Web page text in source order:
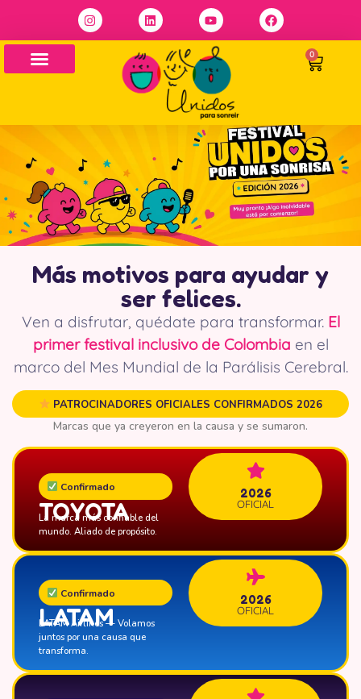
0
Más motivos para ayudar y
ser felices.
Ven a disfrutar, quédate para transformar. El
primer festival inclusivo de Colombia en el
marco del Mes Mundial de la Parálisis Cerebral.
PATROCINADORES OFICIALES CONFIRMADOS 2026
Marcas que ya creyeron en la causa y se sumaron.
Confirmado
TOYOTA
La marca más confiable del
mundo. Aliado de propósito.
2026
OFICIAL
Confirmado
LATAM
LATAM Airlines — Volamos
juntos por una causa que
transforma.
2026
OFICIAL